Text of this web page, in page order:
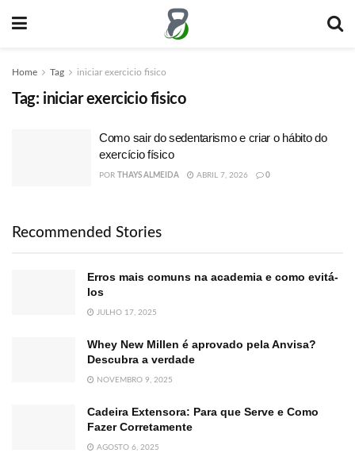
Home Tag iniciar exercicio fisico
Tag: iniciar exercicio fisico
Como sair do sedentarismo e criar o hábito do
exercício físico
POR THAYS ALMEIDA ABRIL 7, 2026 0
Recommended Stories
Erros mais comuns na academia e como evitá-
los
JULHO 17, 2025
Whey New Millen é aprovado pela Anvisa?
Descubra a verdade
NOVEMBRO 9, 2025
Cadeira Extensora: Para que Serve e Como
Fazer Corretamente
AGOSTO 6, 2025